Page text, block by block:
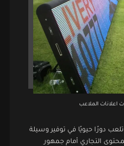
اعلانات الملاعب
دورًا حيويًا في توفير وسيلة
التجاري أمام جمهور